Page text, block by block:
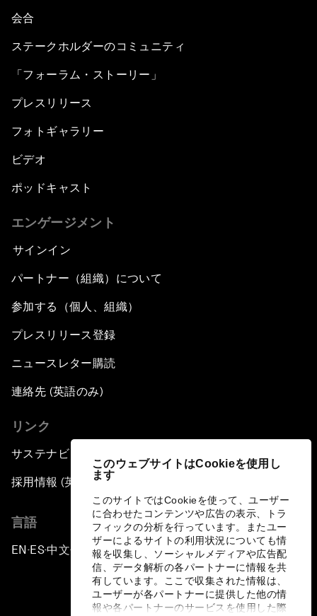
このウェブサイトはCookieを使用し
ます
このサイトではCookieを使って、ユーザー
に合わせたコンテンツや広告の表示、トラ
フィックの分析を行っています。またユー
ザーによるサイトの利用状況についても情
報を収集し、ソーシャルメディアや広告配
信、データ解析の各パートナーに情報を共
有しています。ここで収集された情報は、
ユーザーが各パートナーに提供した他の情
報や各パートナーのサービスを使用した際
会合
ステークホルダーのコミュニティ
「フォーラム・ストーリー」
プレスリリース
フォトギャラリー
ビデオ
ポッドキャスト
エンゲージメント
サインイン
パートナー（組織）について
参加する（個人、組織）
プレスリリース登録
ニュースレター購読
連絡先 (英語のみ)
リンク
サステナビリティへの取り組み
採用情報 (英語のみ)
言語
EN ▪ES▪中文▪ 日本語